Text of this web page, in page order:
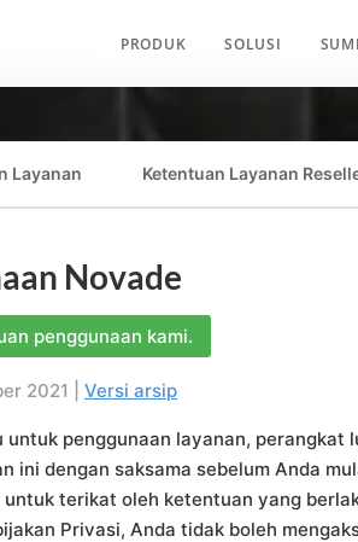
PRODUK SOLUSI
Layanan Ketentuan Layanan
Novade
penggunaan kami.
2021 | Versi arsip
penggunaan layanan,
ini dengan saksama sebelum Anda
terikat oleh ketentuan yang
Privasi, Anda tidak boleh